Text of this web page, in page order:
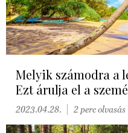
Melyik számodra a
Ezt árulja el a
2023.04.28. 2 perc olvasás